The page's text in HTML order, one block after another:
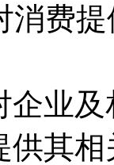
费提
业及
供其